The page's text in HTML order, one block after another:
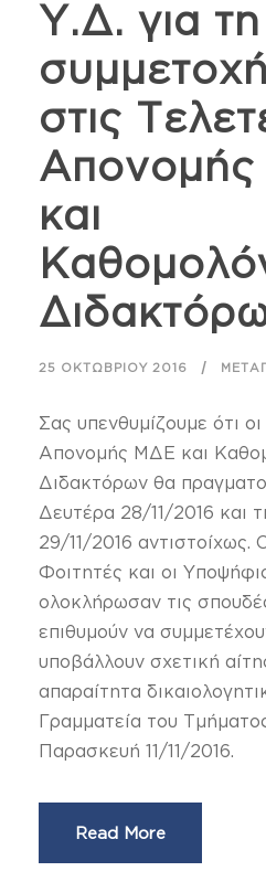
Υ.Δ. για τη
στις
και
25 ΟΚΤΩΒΡΊΟΥ 2016
Σας υπενθυμίζουμε ότι
Απονομής ΜΔΕ και
Διδακτόρων θα
Δευτέρα 28/11/2016 και
29/11/2016 αντιστοίχως.
Φοιτητές και οι
ολοκλήρωσαν τις
επιθυμούν να
υποβάλλουν σχετική
απαραίτητα
Γραμματεία του
Παρασκευή 11/11/2016.
Read More